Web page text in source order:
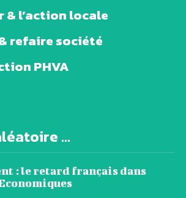
& l’action locale
refaire société
PHVA
...
: le retard français dans